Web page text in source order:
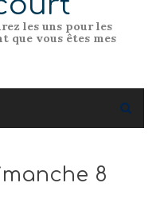
les uns pour les
que vous êtes mes
8